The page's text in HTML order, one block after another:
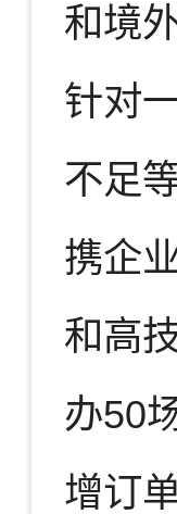
和境
针对
不足
携企
和高
办50
增订